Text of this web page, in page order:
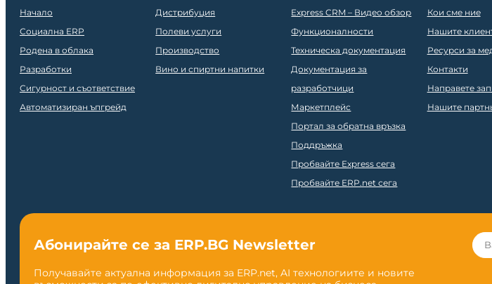
Начало
Социална ERP
Родена в облака
Разработки
Сигурност и съответствие
Автоматизиран ъпгрейд
Дистрибуция
Полеви услуги
Производство
Вино и спиртни напитки
Express CRM – Видео обзор
Функционалности
Техническа документация
Документация за
разработчици
Маркетплейс
Портал за обратна връзка
Поддръжка
Пробвайте Express сега
Пробвайте ERP.net сега
Кои сме ние
Нашите
Ресурси за
Контакти
Направете
Нашите
Абонирайте се за ERP.BG Newsletter
Получавайте актуална информация за ERP.net, AI технологиите и новите